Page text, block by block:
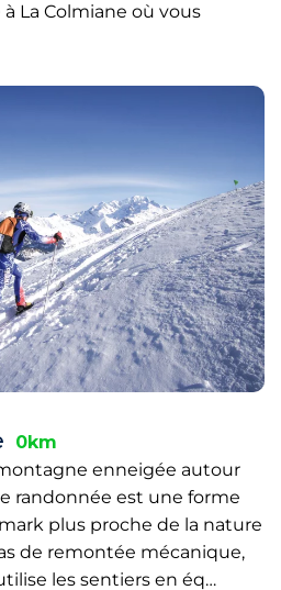
La Colmiane où vous
0km
enneigée autour
randonnée est une forme
plus proche de la nature
de remontée mécanique,
les sentiers en éq…